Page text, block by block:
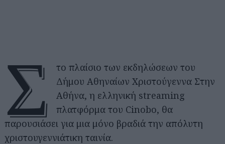
Σ
το πλαίσιο των εκδηλώσεων του
Δήμου Αθηναίων Χριστούγεννα Στην
Αθήνα, η ελληνική streaming
πλατφόρμα του Cinobo, θα
παρουσιάσει για μια μόνο βραδιά την απόλυτη
χριστουγεννιάτικη ταινία.